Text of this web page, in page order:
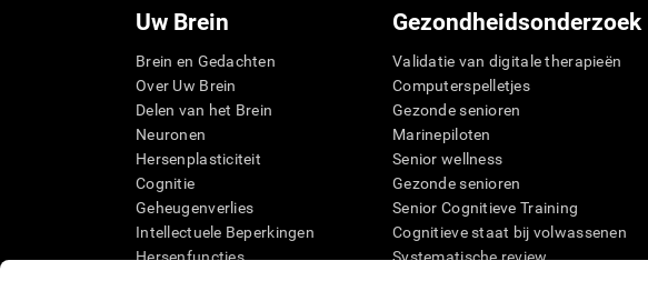
Uw Brein
Brein en Gedachten
Over Uw Brein
Delen van het Brein
Neuronen
Hersenplasticiteit
Cognitie
Geheugenverlies
Intellectuele Beperkingen
Hersenfuncties
Gezondheidsonderzoek
Validatie van digitale therapieën
Computerspelletjes
Gezonde senioren
Marinepiloten
Senior wellness
Gezonde senioren
Senior Cognitieve Training
Cognitieve staat bij volwassenen
Systematische review